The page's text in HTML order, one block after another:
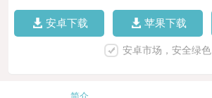
安卓下载 苹果下载
安卓市场，安全绿色